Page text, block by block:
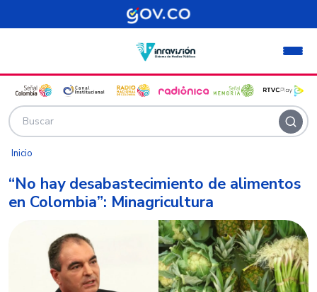
Pasar al contenido principal
Inicio
“No hay desabastecimiento de alimentos
en Colombia”: Minagricultura